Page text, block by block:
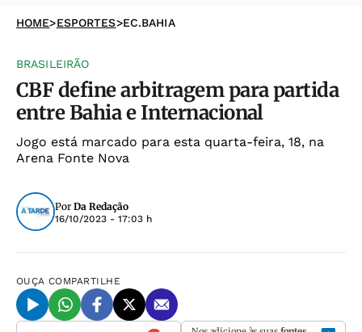
HOME>ESPORTES>EC.BAHIA
BRASILEIRÃO
CBF define arbitragem para partida
entre Bahia e Internacional
Jogo está marcado para esta quarta-feira, 18, na
Arena Fonte Nova
Por Da Redação
16/10/2023 - 17:03 h
OUÇA COMPARTILHE